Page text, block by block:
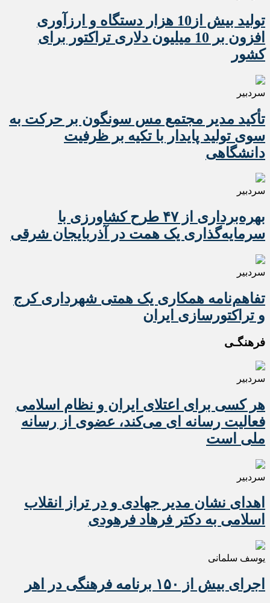
تولید بیش از10 هزار دستگاه و ارزآوری
افزون بر 10 میلیون دلاری تراکتور برای
کشور
سردبیر
تأکید مدیر مجتمع مس سونگون بر حرکت به
سوی تولید پایدار با تکیه بر ظرفیت
دانشگاهی
سردبیر
بهره‌برداری از ۴۷ طرح کشاورزی با
سرمایه‌گذاری یک همت در آذربایجان شرقی
سردبیر
تفاهم‌نامه همکاری یک همتی شهرداری کرج
و تراکتورسازی ایران
فرهنگـی
سردبیر
هر کسی برای اعتلای ایران و نظام اسلامی
فعالیت رسانه ای می‌کند، عضوی از رسانه
ملی است
سردبیر
اهدای نشان مدیر جهادی و در تراز انقلاب
اسلامی به دکتر فرهاد فرهودی
یوسف سلمانی
اجرای بیش از ۱۵۰ برنامه فرهنگی در اهر